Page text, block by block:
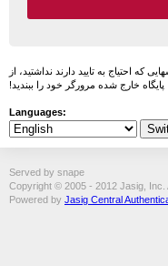
که احتیاج به تایید دارند نداشتید، از
پایگاه خارج شده مرورگر خود را ببندید!
Languages:
Served by snape
Copyright © 2005 - 2012 Jasig, Inc.
Powered by Jasig Central